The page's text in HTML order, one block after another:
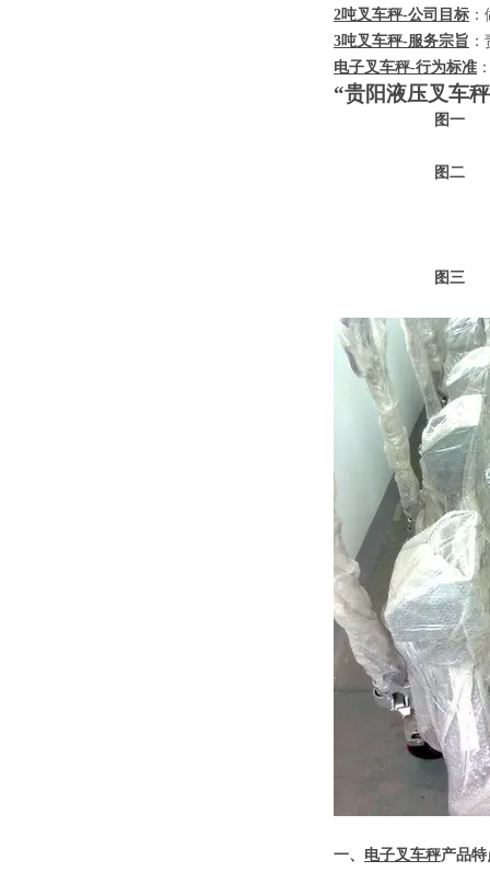
2吨叉车秤-公司目标
3吨叉车秤-服务宗旨
电子叉车秤-行为标准
“贵阳液压叉车
图一
图二
图三
一、 电子叉车秤产品特